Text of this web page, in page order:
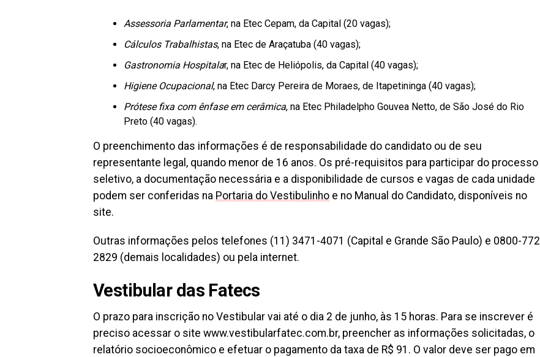
Assessoria Parlamentar, na Etec Cepam, da Capital (20 vagas);
Cálculos Trabalhistas, na Etec de Araçatuba (40 vagas);
Gastronomia Hospitalar, na Etec de Heliópolis, da Capital (40 vagas);
Higiene Ocupacional, na Etec Darcy Pereira de Moraes, de Itapetininga (40 vagas);
Prótese fixa com ênfase em cerâmica, na Etec Philadelpho Gouvea Netto, de São José do Rio
Preto (40 vagas).
O preenchimento das informações é de responsabilidade do candidato ou de seu
representante legal, quando menor de 16 anos. Os pré-requisitos para participar do processo
seletivo, a documentação necessária e a disponibilidade de cursos e vagas de cada unidade
podem ser conferidas na Portaria do Vestibulinho e no Manual do Candidato, disponíveis no
site.
Outras informações pelos telefones (11) 3471-4071 (Capital e Grande São Paulo) e 0800-772
2829 (demais localidades) ou pela internet.
Vestibular das Fatecs
O prazo para inscrição no Vestibular vai até o dia 2 de junho, às 15 horas. Para se inscrever é
preciso acessar o site www.vestibularfatec.com.br, preencher as informações solicitadas, o
relatório socioeconômico e efetuar o pagamento da taxa de R$ 91. O valor deve ser pago em